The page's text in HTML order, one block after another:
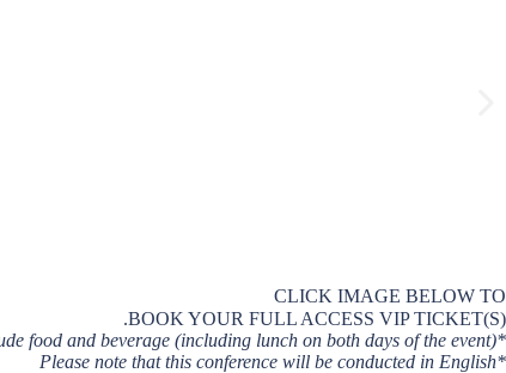
CLICK IMAGE BELOW TO
BOOK YOUR FULL ACCESS VIP TICKET(S).
*VIP tickets include food and beverage (including lunch on both days of the event)
*Please note that this conference will be conducted in English